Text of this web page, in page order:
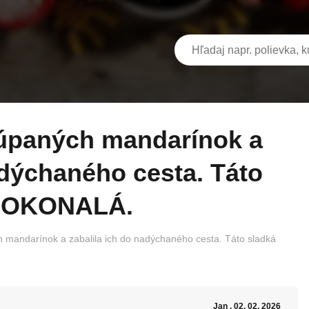
cesta. Táto
mandarínok a zabalila ich do nadýchaného cesta. Táto sladká
Jan, 02. 02. 2026